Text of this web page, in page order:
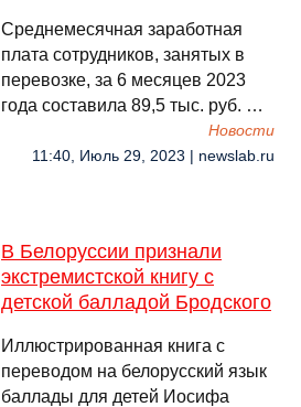
Среднемесячная заработная
плата сотрудников, занятых в
перевозке, за 6 месяцев 2023
года составила 89,5 тыс. руб. …
Новости
11:40, Июль 29, 2023 | newslab.ru
В Белоруссии признали
экстремистской книгу с
детской балладой Бродского
Иллюстрированная книга с
переводом на белорусский язык
баллады для детей Иосифа